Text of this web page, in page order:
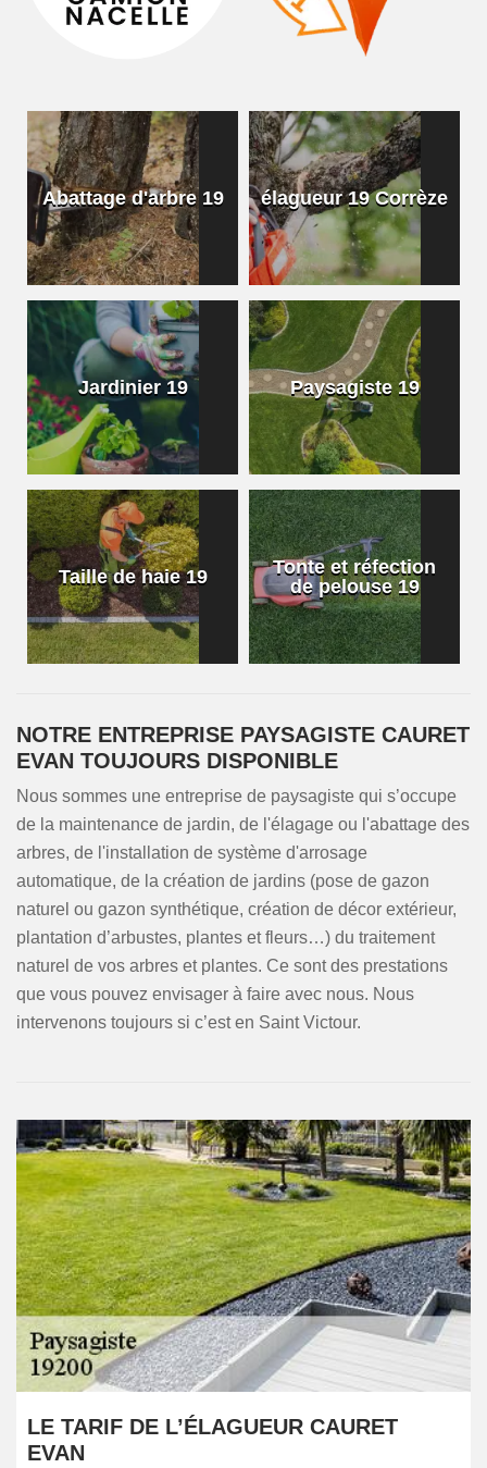
Abattage d'arbre 19 élagueur 19 Corrèze
Jardinier 19 Paysagiste 19
Taille de haie 19
Tonte et réfection
de pelouse 19
NOTRE ENTREPRISE PAYSAGISTE CAURET
EVAN TOUJOURS DISPONIBLE
Nous sommes une entreprise de paysagiste qui s’occupe
de la maintenance de jardin, de l'élagage ou l'abattage des
arbres, de l'installation de système d'arrosage
automatique, de la création de jardins (pose de gazon
naturel ou gazon synthétique, création de décor extérieur,
plantation d’arbustes, plantes et fleurs…) du traitement
naturel de vos arbres et plantes. Ce sont des prestations
que vous pouvez envisager à faire avec nous. Nous
intervenons toujours si c’est en Saint Victour.
LE TARIF DE L’ÉLAGUEUR CAURET
EVAN